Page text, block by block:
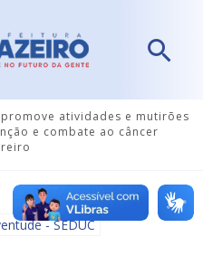
atividades e mutirões
e combate ao câncer
- SEDUC